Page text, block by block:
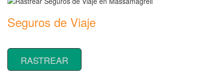
Seguros de Viaje
RASTREAR